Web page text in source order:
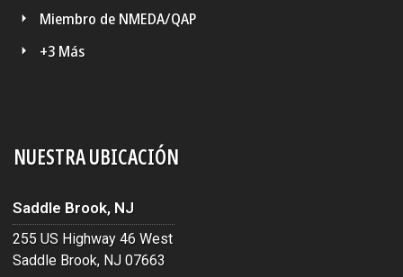
Miembro de NMEDA/QAP
+3 Más
NUESTRA UBICACIÓN
Saddle Brook, NJ
255 US Highway 46 West
Saddle Brook, NJ 07663